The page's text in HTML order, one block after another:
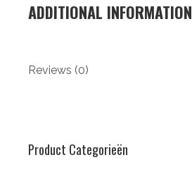
ADDITIONAL INFORMATION
Reviews (0)
Product Categorieën